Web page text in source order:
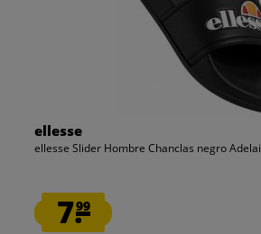
ellesse
ellesse Slider Hombre Chanclas negro
7.99